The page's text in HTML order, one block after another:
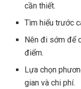
cần thiết.
Tìm hiểu trước
Nên đi sớm để
điểm.
Lựa chọn
gian và chi phí.